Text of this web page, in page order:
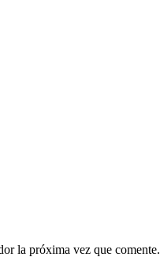
la próxima vez que comente.